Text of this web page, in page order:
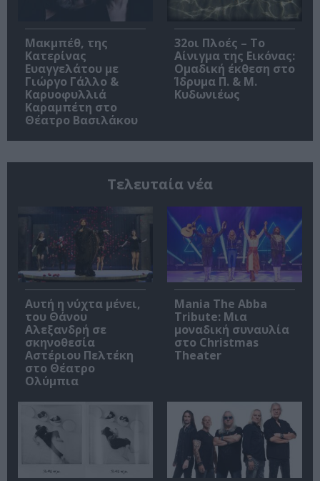
Μακμπέθ, της
Κατερίνας
Ευαγγελάτου με
Γιώργο Γάλλο &
Καρυοφυλλιά
Καραμπέτη στο
Θέατρο Βασιλάκου
32οι Πλοές – Το
Αίνιγμα της Εικόνας:
Ομαδική έκθεση στο
Ίδρυμα Π. & Μ.
Κυδωνιέως
Τελευταία νέα
Αυτή η νύχτα μένει,
του Θάνου
Αλεξανδρή σε
σκηνοθεσία
Αστέριου Πελτέκη
στο Θέατρο
Ολύμπια
Mania The Abba
Tribute: Μια
μοναδική συναυλία
στο Christmas
Theater